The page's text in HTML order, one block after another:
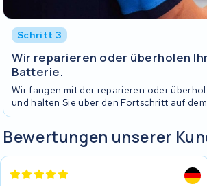
Schritt 3
Wir reparieren oder überholen
Batterie.
Wir fangen mit der reparieren oder
und halten Sie über den Fortschritt auf
Bewertungen unserer